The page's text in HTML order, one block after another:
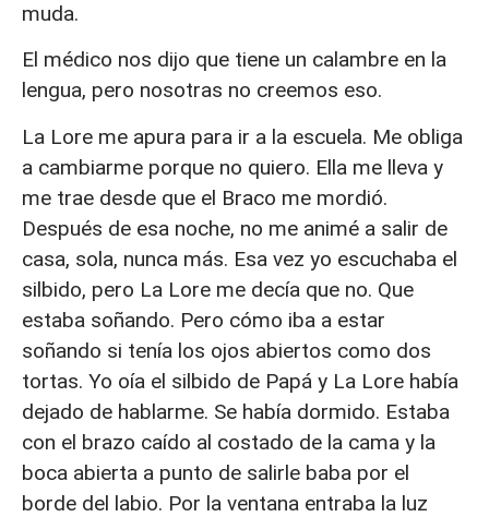
muda.
El médico nos dijo que tiene un calambre en la
lengua, pero nosotras no creemos eso.
La Lore me apura para ir a la escuela. Me obliga
a cambiarme porque no quiero. Ella me lleva y
me trae desde que el Braco me mordió.
Después de esa noche, no me animé a salir de
casa, sola, nunca más. Esa vez yo escuchaba el
silbido, pero La Lore me decía que no. Que
estaba soñando. Pero cómo iba a estar
soñando si tenía los ojos abiertos como dos
tortas. Yo oía el silbido de Papá y La Lore había
dejado de hablarme. Se había dormido. Estaba
con el brazo caído al costado de la cama y la
boca abierta a punto de salirle baba por el
borde del labio. Por la ventana entraba la luz